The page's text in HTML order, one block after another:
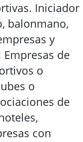
Iniciador
balonmano,
y
de
o
o
de
con